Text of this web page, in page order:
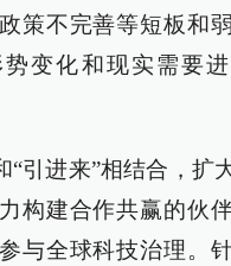
策不完善等短板和
变化和现实需要
“引进来”相结合，扩
构建合作共赢的伙
与全球科技治理。